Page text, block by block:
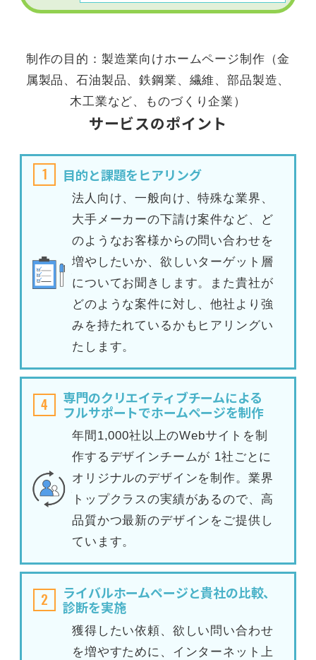
制作の目的：製造業向けホームページ制作（金
属製品、石油製品、鉄鋼業、繊維、部品製造、
木工業など、ものづくり企業）
サービスのポイント
1 目的と課題をヒアリング
法人向け、一般向け、特殊な業界、
大手メーカーの下請け案件など、ど
のようなお客様からの問い合わせを
増やしたいか、欲しいターゲット層
についてお聞きします。また貴社が
どのような案件に対し、他社より強
みを持たれているかもヒアリングい
たします。
4
専門のクリエイティブチームによる
フルサポートでホームページを制作
年間1,000社以上のWebサイトを制
作するデザインチームが 1社ごとに
オリジナルのデザインを制作。業界
トップクラスの実績があるので、高
品質かつ最新のデザインをご提供し
ています。
2
ライバルホームページと貴社の比較、
診断を実施
獲得したい依頼、欲しい問い合わせ
を増やすために、インターネット上